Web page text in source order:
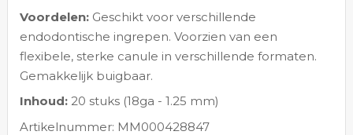
Voordelen:Geschikt voor verschillende
endodontische ingrepen. Voorzien van een
flexibele, sterke canule in verschillende formaten.
Gemakkelijk buigbaar.
Inhoud:20 stuks (18ga - 1.25 mm)
Artikelnummer: MM000428847